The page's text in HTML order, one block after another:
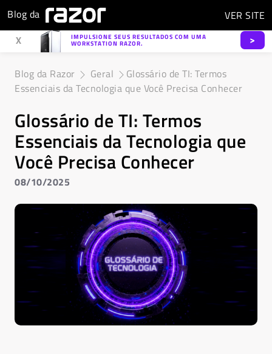
Blog da VER SITE
X
IMPULSIONE SEUS RESULTADOS COM UMA
WORKSTATION RAZOR. >
Blog da Razor Geral
Glossário de TI: Termos
Essenciais da Tecnologia que Você Precisa Conhecer
Glossário de TI: Termos
Essenciais da Tecnologia que
Você Precisa Conhecer
08/10/2025